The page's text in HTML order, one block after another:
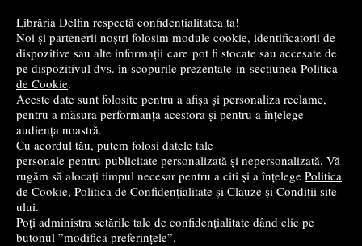
Librăria Delfin respectă confidențialitatea ta!
Noi și partenerii noștri folosim module cookie, identificatorii de
dispozitive sau alte informații care pot fi stocate sau accesate de
pe dispozitivul dvs. în scopurile prezentate in sectiunea Politica
de Cookie.
Aceste date sunt folosite pentru a afișa și personaliza reclame,
pentru a măsura performanța acestora și pentru a înțelege
audiența noastră.
Cu acordul tău, putem folosi datele tale
personale pentru publicitate personalizată și nepersonalizată. Vă
rugăm să alocați timpul necesar pentru a citi și a înțelege Politica
de Cookie, Politica de Confidențialitate și Clauze și Condiții site-
ului.
Poți administra setările tale de confidențialitate dând clic pe
butonul ”modifică preferințele”.
➤ alertă stoc